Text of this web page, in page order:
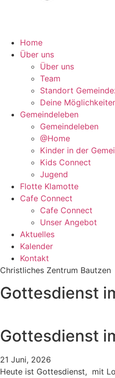
Home
Über uns
Über uns
Team
Standort
Deine
Gemeindeleben
Gemeindeleben
@Home
Kinder in der
Kids Connect
Jugend
Flotte Klamotte
Cafe Connect
Cafe Connect
Unser Angebot
Aktuelles
Kalender
Kontakt
Christliches Zentrum Bautzen
Gottesdienst
Gottesdienst
21 Juni, 2026
Heute ist Gottesdienst, mit